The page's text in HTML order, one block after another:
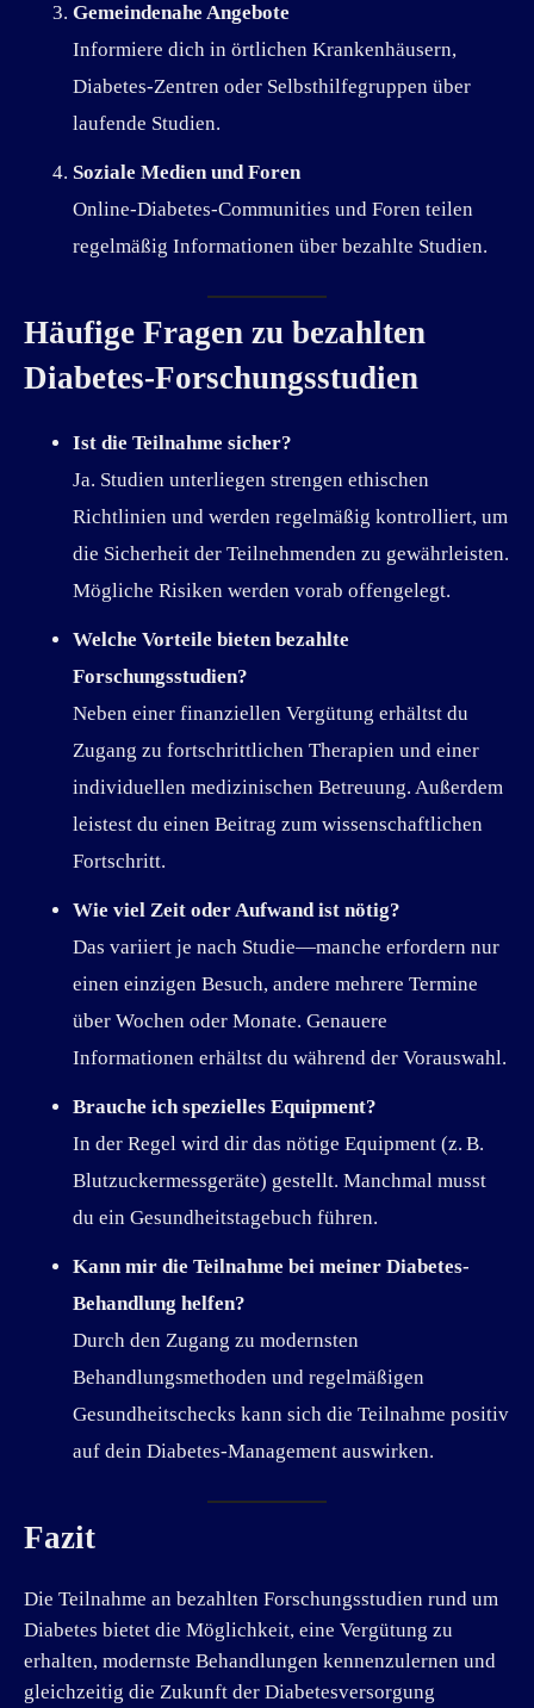
Gemeindenahe Angebote
Informiere dich in örtlichen Krankenhäusern,
Diabetes-Zentren oder Selbsthilfegruppen über
laufende Studien.
Soziale Medien und Foren
Online-Diabetes-Communities und Foren teilen
regelmäßig Informationen über bezahlte Studien.
Häufige Fragen zu bezahlten
Diabetes-Forschungsstudien
Ist die Teilnahme sicher?
Ja. Studien unterliegen strengen ethischen
Richtlinien und werden regelmäßig kontrolliert, um
die Sicherheit der Teilnehmenden zu gewährleisten.
Mögliche Risiken werden vorab offengelegt.
Welche Vorteile bieten bezahlte
Forschungsstudien?
Neben einer finanziellen Vergütung erhältst du
Zugang zu fortschrittlichen Therapien und einer
individuellen medizinischen Betreuung. Außerdem
leistest du einen Beitrag zum wissenschaftlichen
Fortschritt.
Wie viel Zeit oder Aufwand ist nötig?
Das variiert je nach Studie—manche erfordern nur
einen einzigen Besuch, andere mehrere Termine
über Wochen oder Monate. Genauere
Informationen erhältst du während der Vorauswahl.
Brauche ich spezielles Equipment?
In der Regel wird dir das nötige Equipment (z. B.
Blutzuckermessgeräte) gestellt. Manchmal musst
du ein Gesundheitstagebuch führen.
Kann mir die Teilnahme bei meiner Diabetes-
Behandlung helfen?
Durch den Zugang zu modernsten
Behandlungsmethoden und regelmäßigen
Gesundheitschecks kann sich die Teilnahme positiv
auf dein Diabetes-Management auswirken.
Fazit
Die Teilnahme an bezahlten Forschungsstudien rund um
Diabetes bietet die Möglichkeit, eine Vergütung zu
erhalten, modernste Behandlungen kennenzulernen und
gleichzeitig die Zukunft der Diabetesversorgung